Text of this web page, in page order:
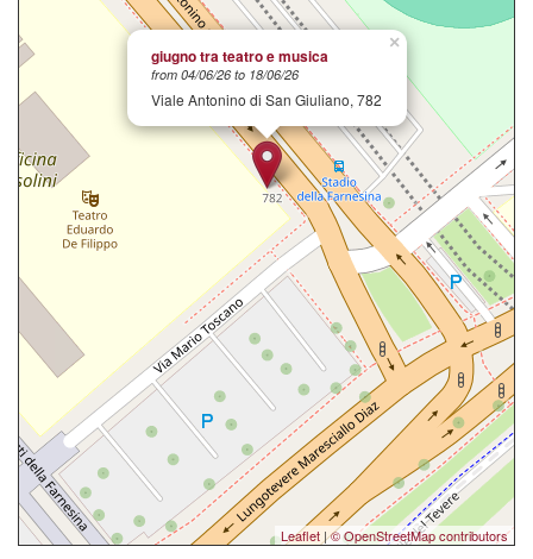
×
giugno tra teatro e musica
from 04/06/26 to 18/06/26
Viale Antonino di San Giuliano, 782
Leaflet |© OpenStreetMap contributors